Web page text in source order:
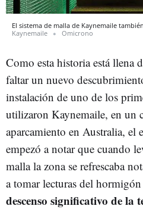
El sistema de malla de Kaynemaile
Kaynemaile
Omicrono
Como esta historia está llena
faltar un nuevo
instalación de uno de los
utilizaron Kaynemaile, en un
aparcamiento en Australia, el
empezó a notar que cuando
malla la zona se refrescaba
a tomar lecturas del
descenso significativo de la